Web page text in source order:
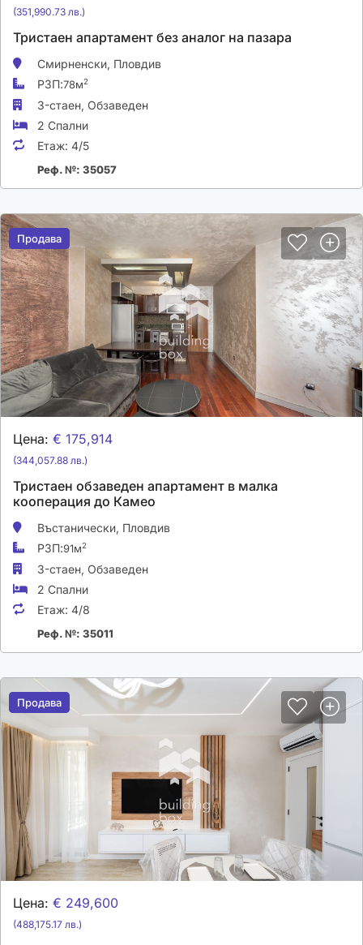
(351,990.73 лв.)
Тристаен апартамент без аналог на пазара
Смирненски, Пловдив
РЗП:78м2
3-стаен, Обзаведен
2 Спални
Етаж: 4/5
Реф. №: 35057
Продава
Продава
Цена: € 175,914
(344,057.88 лв.)
Тристаен обзаведен апартамент в малка
кооперация до Камео
Въстанически, Пловдив
РЗП:91м2
3-стаен, Обзаведен
2 Спални
Етаж: 4/8
Реф. №: 35011
Продава
Продава
Цена: € 249,600
(488,175.17 лв.)